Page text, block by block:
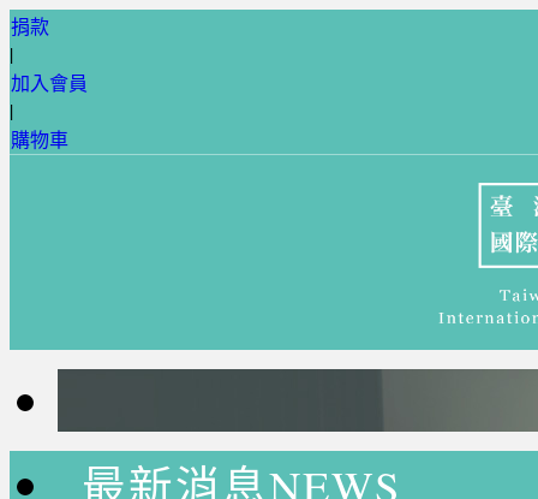
捐款
|
加入會員
|
購物車
最新消息NEWS